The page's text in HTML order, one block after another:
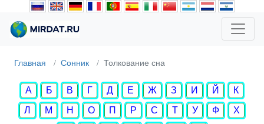
Главная Сонник Толкование сна
А Б В Г Д Е Ж З И Й
К
Л
М Н О П Р С Т У Ф
Х